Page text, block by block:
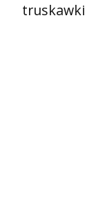
truskawki